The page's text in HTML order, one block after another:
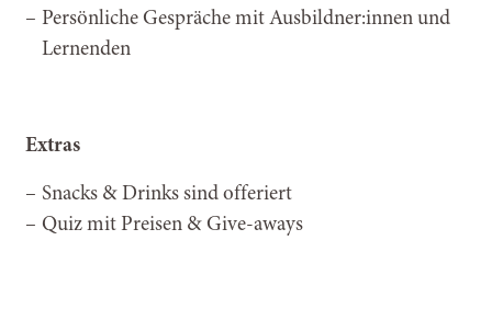
Persönliche Gespräche mit Ausbildner:innen und
Lernenden
Extras
Snacks & Drinks sind offeriert
Quiz mit Preisen & Give-aways